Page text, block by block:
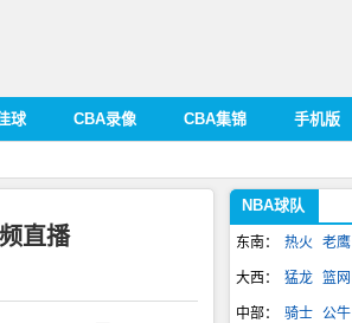
球 CBA录像 CBA集锦 手机版
直播
NBA球队
东南： 热火 老鹰
大西： 猛龙 篮网
中部： 骑士 公牛